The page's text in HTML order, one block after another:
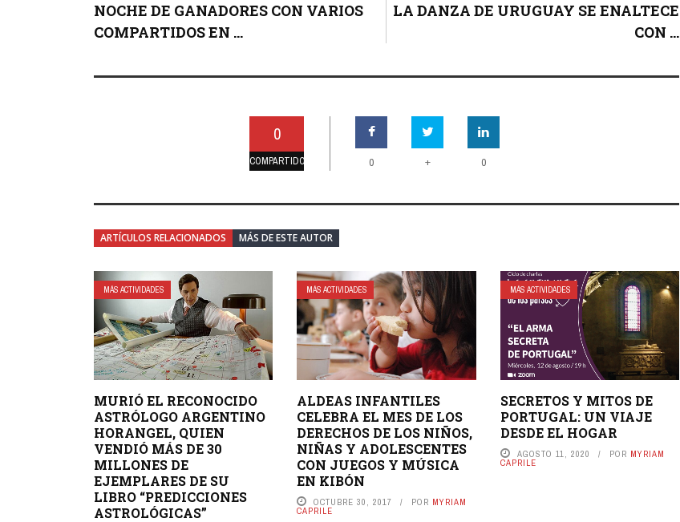
NOCHE DE GANADORES CON VARIOS
COMPARTIDOS EN ...
LA DANZA DE URUGUAY SE ENALTECE
CON ...
0
COMPARTIDO 0 + 0
ARTÍCULOS RELACIONADOS MÁS DE ESTE AUTOR
MÁS ACTIVIDADES
MURIÓ EL RECONOCIDO
ASTRÓLOGO ARGENTINO
HORANGEL, QUIEN
VENDIÓ MÁS DE 30
MILLONES DE
EJEMPLARES DE SU
LIBRO “PREDICCIONES
ASTROLÓGICAS”
MÁS ACTIVIDADES
ALDEAS INFANTILES
CELEBRA EL MES DE LOS
DERECHOS DE LOS NIÑOS,
NIÑAS Y ADOLESCENTES
CON JUEGOS Y MÚSICA
EN KIBÓN
OCTUBRE 30, 2017 POR MYRIAM
CAPRILE
MÁS ACTIVIDADES
SECRETOS Y MITOS DE
PORTUGAL: UN VIAJE
DESDE EL HOGAR
AGOSTO 11, 2020 POR MYRIAM
CAPRILE